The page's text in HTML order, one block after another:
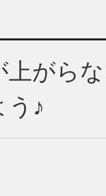
上がら
う♪